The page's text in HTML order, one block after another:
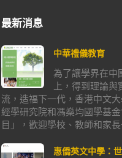
最新消息
中華禮儀教育
為了讓學界在中
上，得到理論
流，造福下一代，香港中文
經學研究院和馮燊均國學基
目」，歡迎學校、教師和家長
惠僑英文中學：